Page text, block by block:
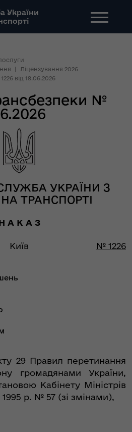
України
Ліцензування 2026
від 18.06.2026
№
УКРАЇНИ З
ТРАНСПОРТІ
А К А З
Київ № 1226
29 Правил перетинання
громадянами України,
Кабінету Міністрів
1995 р. № 57 (зі змінами),